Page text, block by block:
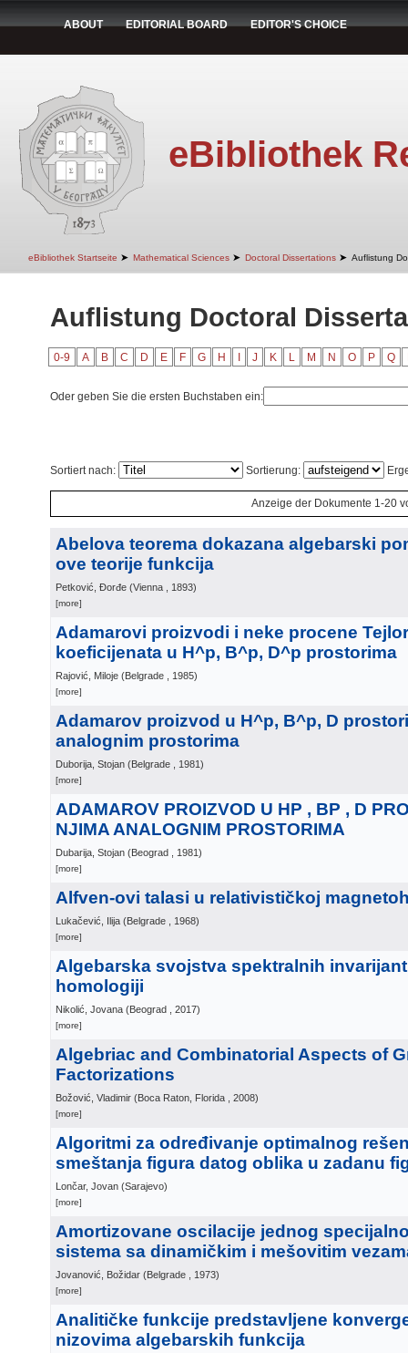
ABOUT EDITORIAL BOARD EDITOR'S CHOICE
eBibliothek
eBibliothek Startseite ➤ Mathematical Sciences ➤ Doctoral Dissertations ➤ Auflistung
Auflistung Doctoral
0-9 A B C D E F G H J K L M N O P Q
Oder geben Sie die ersten Buchstaben ein:
Sortiert nach: Sortierung:
Anzeige der Dokumente 1-20
Abelova teorema dokazana algebarski
ove teorije funkcija
Petković, Đorđe (Vienna , 1893)
[more]
Adamarovi proizvodi i neke procene
koeficijenata u H^p, B^p, D^p prostorima
Rajović, Miloje (Belgrade , 1985)
[more]
Adamarov proizvod u H^p, B^p, D
analognim prostorima
Duborija, Stojan (Belgrade , 1981)
[more]
ADAMAROV PROIZVOD U HP , BP , D
NJIMA ANALOGNIM PROSTORIMA
Dubarija, Stojan (Beograd , 1981)
[more]
Alfven-ovi talasi u relativističkoj
Lukačević, Ilija (Belgrade , 1968)
[more]
Algebarska svojstva spektralnih
homologiji
Nikolić, Jovana (Beograd , 2017)
[more]
Algebriac and Combinatorial Aspects of
Factorizations
Božović, Vladimir (Boca Raton, Florida , 2008)
[more]
Algoritmi za određivanje optimalnog
smeštanja figura datog oblika u zadanu
Lončar, Jovan (Sarajevo)
[more]
Amortizovane oscilacije jednog
sistema sa dinamičkim i mešovitim
Jovanović, Božidar (Belgrade , 1973)
[more]
Analitičke funkcije predstavljene
nizovima algebarskih funkcija